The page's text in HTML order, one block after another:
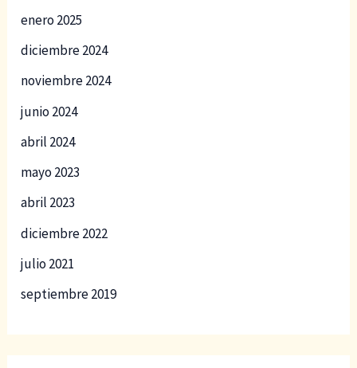
enero 2025
diciembre 2024
noviembre 2024
junio 2024
abril 2024
mayo 2023
abril 2023
diciembre 2022
julio 2021
septiembre 2019